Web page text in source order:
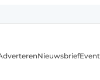
Nieuwsbrief